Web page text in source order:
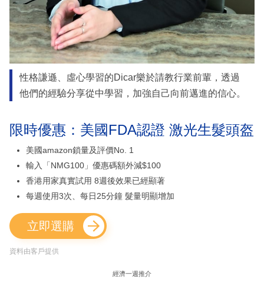
性格謙遜、虛心學習的Dicar樂於請教行業前輩，透過
他們的經驗分享從中學習，加強自己向前邁進的信心。
限時優惠：美國FDA認證 激光生髮頭盔
美國amazon鎖量及評價No. 1
輸入「NMG100」優惠碼額外減$100
香港用家真實試用 8週後效果已經顯著
每週使用3次、每日25分鐘 髮量明顯增加
立即選購
資料由客戶提供
經濟一週推介